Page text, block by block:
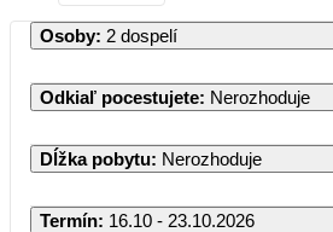
Osoby: 2 dospelí
Odkiaľ pocestujete: Nerozhoduje
Dĺžka pobytu: Nerozhoduje
Termín: 16.10 - 23.10.2026